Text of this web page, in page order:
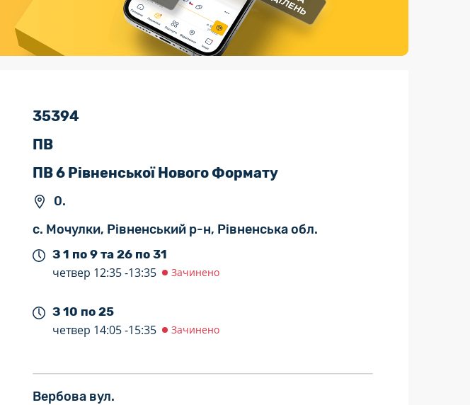
Валютно-обмінні операції
Страхові послуги
Каталог «Укрпошта Маркет»
35394
ПВ
ПВ 6 Рівненської Нового Формату
0.
с. Мочулки, Рівненський р-н, Рівненська обл.
З 1 по 9 та 26 по 31
четвер 12:35 -13:35 Зачинено
З 10 по 25
четвер 14:05 -15:35 Зачинено
Вербова вул.